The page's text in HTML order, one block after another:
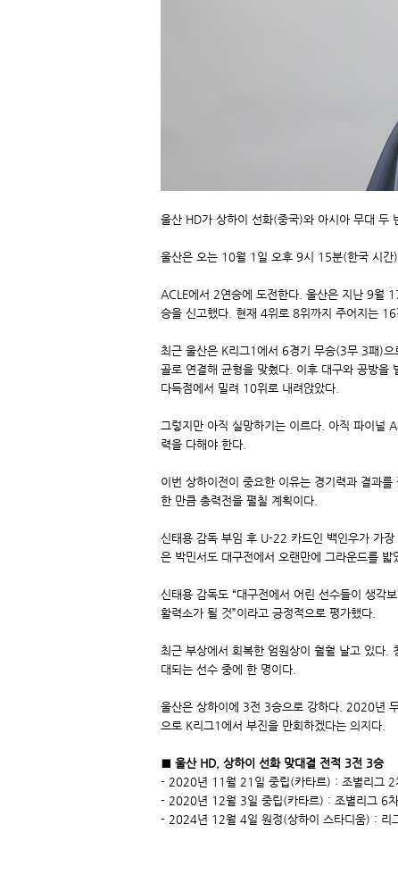
울산 HD가 상하이 선화(중국)와 아시아 무대 두
울산은 오는 10월 1일 오후 9시 15분(한국 시간
ACLE에서 2연승에 도전한다. 울산은 지난 9월
승을 신고했다. 현재 4위로 8위까지 주어지는 16
최근 울산은 K리그1에서 6경기 무승(3무 3패)
골로 연결해 균형을 맞췄다. 이후 대구와 공방을
다득점에서 밀려 10위로 내려앉았다.
그렇지만 아직 실망하기는 이르다. 아직 파이널
력을 다해야 한다.
이번 상하이전이 중요한 이유는 경기력과 결과
한 만큼 총력전을 펼칠 계획이다.
신태용 감독 부임 후 U-22 카드인 백인우가 가
은 박민서도 대구전에서 오랜만에 그라운드를
신태용 감독도 “대구전에서 어린 선수들이 생각
활력소가 될 것”이라고 긍정적으로 평가했다.
최근 부상에서 회복한 엄원상이 훨훨 날고 있다.
대되는 선수 중에 한 명이다.
울산은 상하이에 3전 3승으로 강하다. 2020년
으로 K리그1에서 부진을 만회하겠다는 의지다.
■ 울산 HD, 상하이 선화 맞대결 전적 3전 3승
- 2020년 11월 21일 중립(카타르) : 조별리그
- 2020년 12월 3일 중립(카타르) : 조별리그 6
- 2024년 12월 4일 원정(상하이 스타디움) : 리